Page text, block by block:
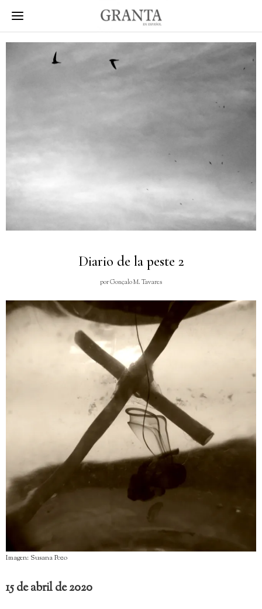
Diario de la peste 2
porGonçalo M. Tavares
Imagen: Susana Pozo
15 de abril de 2020